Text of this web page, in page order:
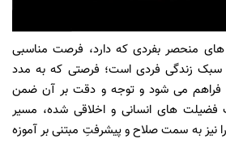
های منحصر بفردی که دارد، فرصت مناسبی
سبک زندگی فردی است؛ فرصتی که به مدد
فراهم می شود و توجه و دقت بر آن ضمن
فضیلت های انسانی و اخلاقی شده، مسیر
را نیزبه سمتصلاحوپیشرفتِ مبتنیبرآموزه